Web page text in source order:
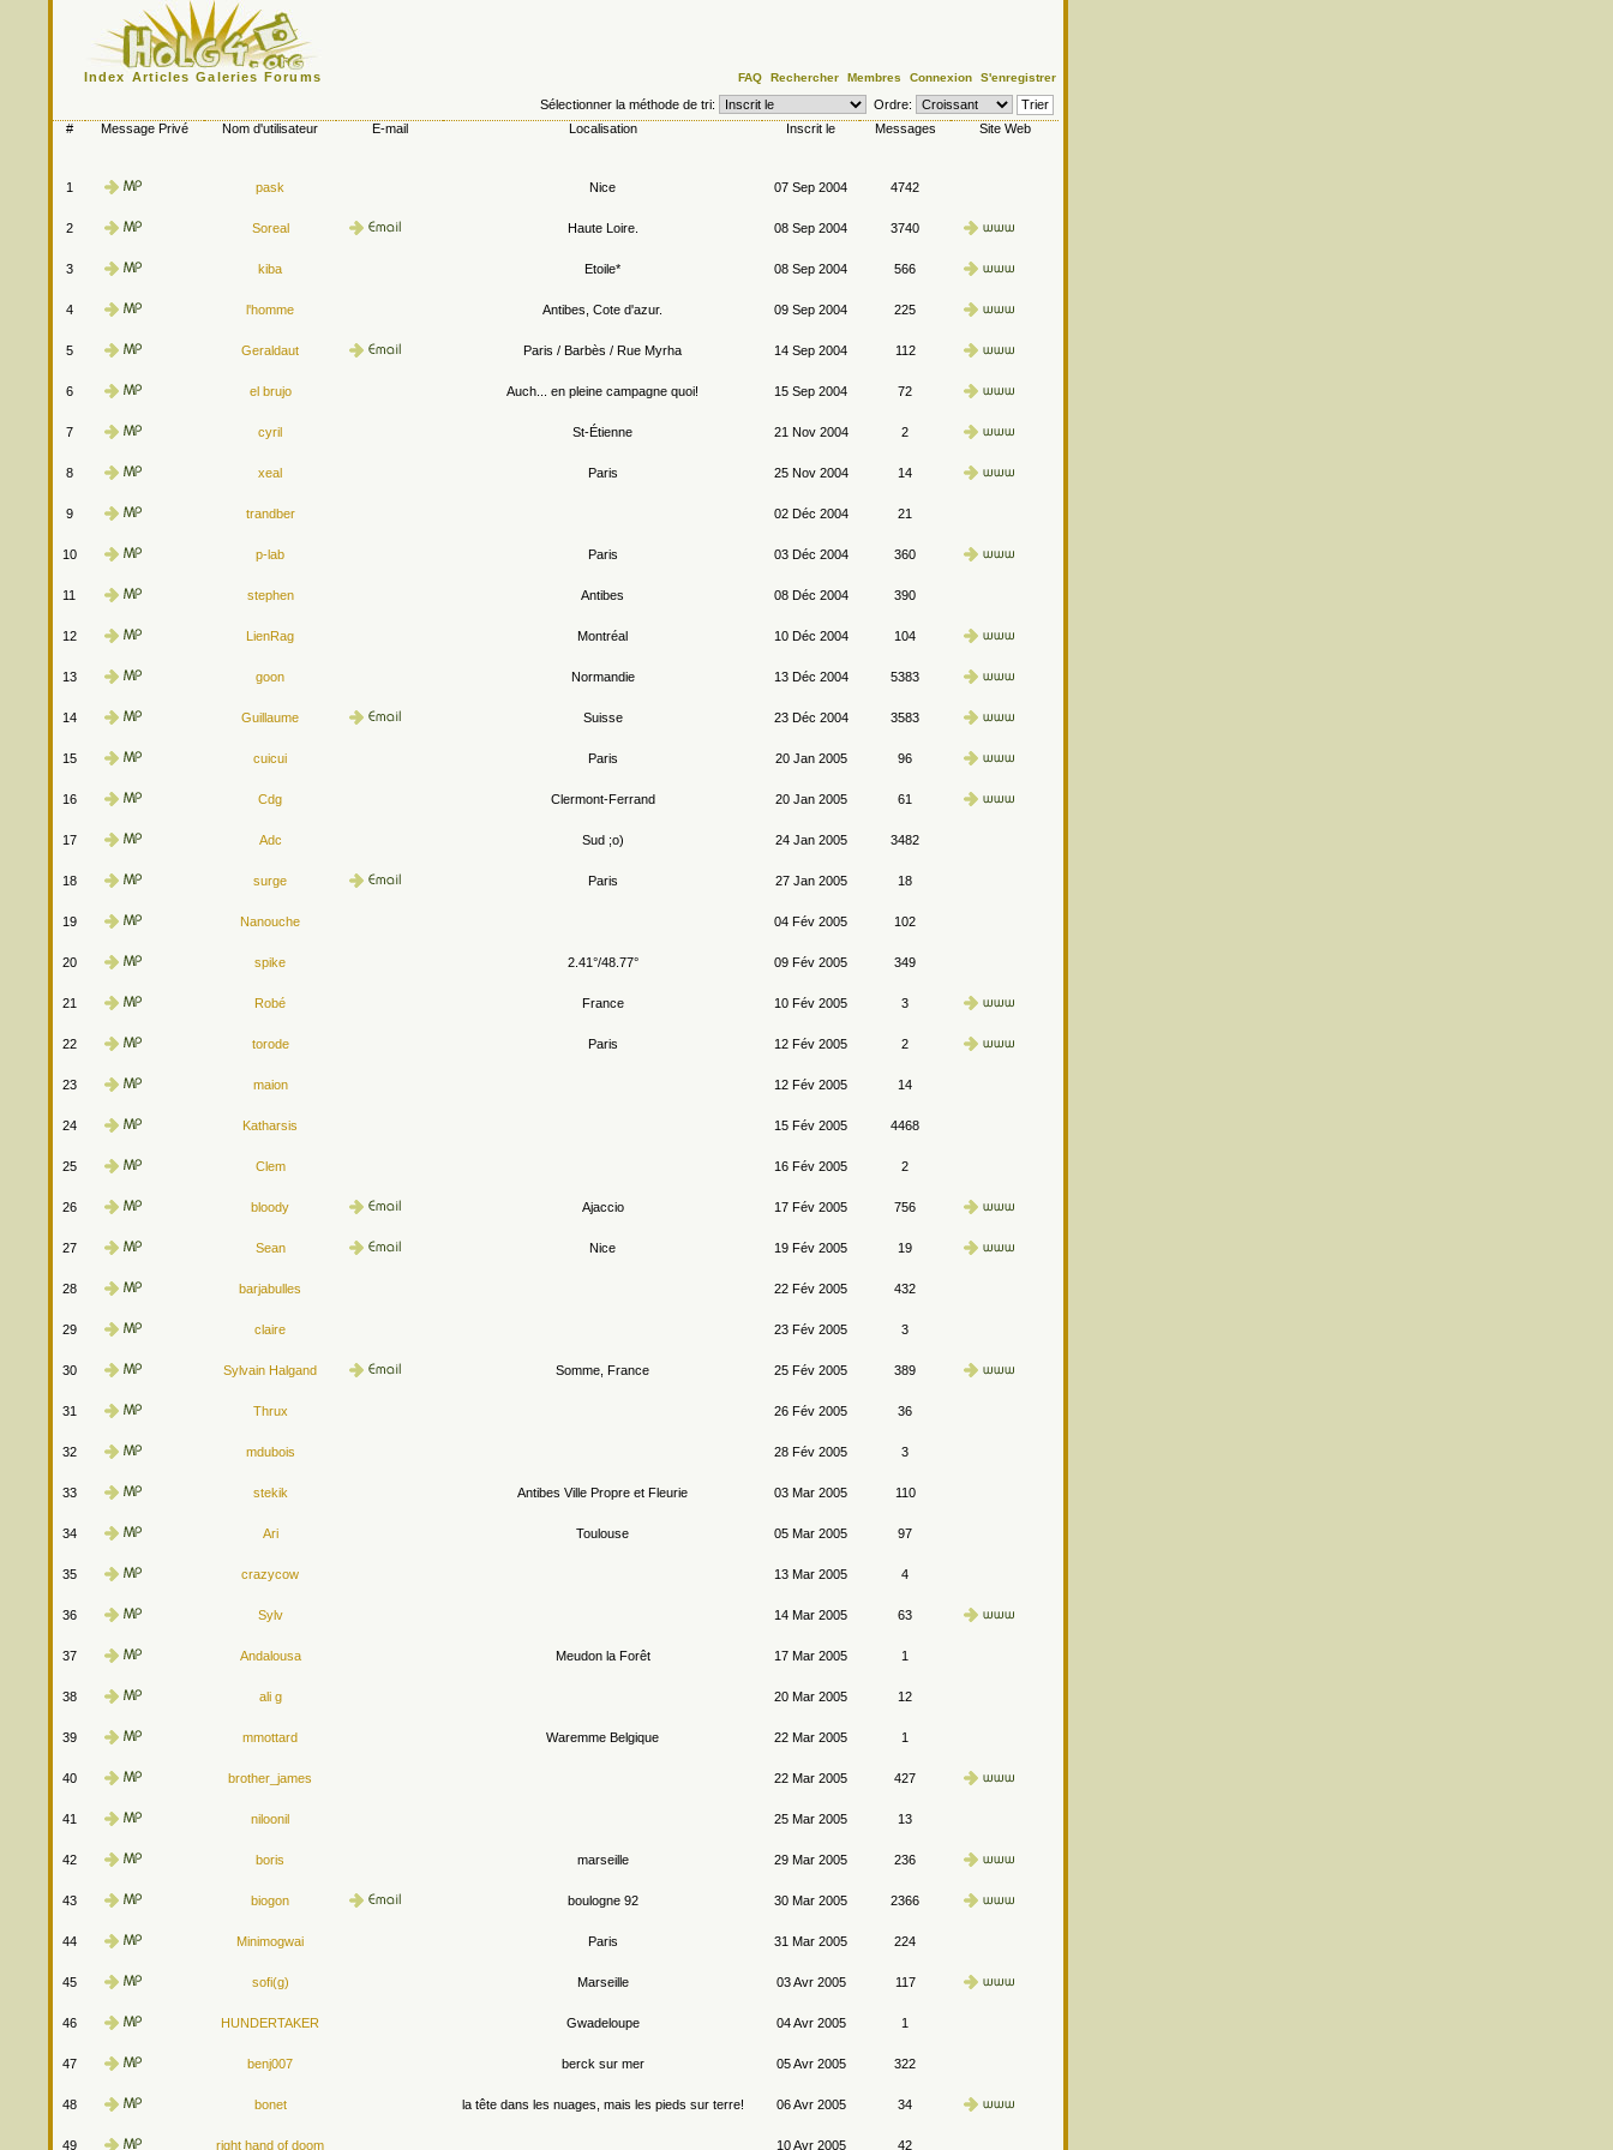
Index Articles Galeries Forums FAQ Rechercher Membres Connexion S'enregistrer
Sélectionner la méthode de tri:
Ordre:
#
Message Privé Nom d'utilisateur E-mail Localisation Inscrit le Messages Site Web
1 pask Nice 07 Sep 2004 4742
2 Soreal Haute Loire. 08 Sep 2004 3740
3 kiba Etoile* 08 Sep 2004 566
4 l'homme Antibes, Cote d'azur. 09 Sep 2004 225
5 Geraldaut Paris / Barbès / Rue Myrha 14 Sep 2004 112
6 el brujo Auch... en pleine campagne quoi! 15 Sep 2004 72
7 cyril St-Étienne 21 Nov 2004 2
8 xeal Paris 25 Nov 2004 14
9 trandber 02 Déc 2004 21
10 p-lab Paris 03 Déc 2004 360
11 stephen Antibes 08 Déc 2004 390
12 LienRag Montréal 10 Déc 2004 104
13 goon Normandie 13 Déc 2004 5383
14 Guillaume Suisse 23 Déc 2004 3583
15 cuicui Paris 20 Jan 2005 96
16 Cdg Clermont-Ferrand 20 Jan 2005 61
17 Adc Sud ;o) 24 Jan 2005 3482
18 surge Paris 27 Jan 2005 18
19 Nanouche 04 Fév 2005 102
20 spike 2.41°/48.77° 09 Fév 2005 349
21 Robé France 10 Fév 2005 3
22 torode Paris 12 Fév 2005 2
23 maion 12 Fév 2005 14
24 Katharsis 15 Fév 2005 4468
25 Clem 16 Fév 2005 2
26 bloody Ajaccio 17 Fév 2005 756
27 Sean Nice 19 Fév 2005 19
28 barjabulles 22 Fév 2005 432
29 claire 23 Fév 2005 3
30 Sylvain Halgand Somme, France 25 Fév 2005 389
31 Thrux 26 Fév 2005 36
32 mdubois 28 Fév 2005 3
33 stekik Antibes Ville Propre et Fleurie 03 Mar 2005 110
34 Ari Toulouse 05 Mar 2005 97
35 crazycow 13 Mar 2005 4
36 Sylv 14 Mar 2005 63
37 Andalousa Meudon la Forêt 17 Mar 2005 1
38 ali g 20 Mar 2005 12
39 mmottard Waremme Belgique 22 Mar 2005 1
40 brother_james 22 Mar 2005 427
41 niloonil 25 Mar 2005 13
42 boris marseille 29 Mar 2005 236
43 biogon boulogne 92 30 Mar 2005 2366
44 Minimogwai Paris 31 Mar 2005 224
45 sofi(g) Marseille 03 Avr 2005 117
46 HUNDERTAKER Gwadeloupe 04 Avr 2005 1
47 benj007 berck sur mer 05 Avr 2005 322
48 bonet la tête dans les nuages, mais les pieds sur terre! 06 Avr 2005 34
49 right hand of doom 10 Avr 2005 42